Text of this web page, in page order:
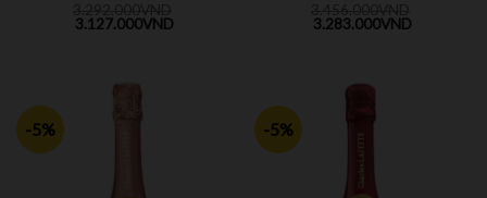
3.127.000VND
3.283.000VND
-5% -5%